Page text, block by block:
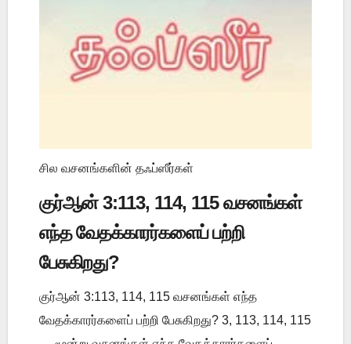
சில வசனங்களின் தஃப்ஸீர்கள்
குர்ஆன் 3:113, 114, 115 வசனங்கள்
எந்த வேதக்காரர்களைப் பற்றி
பேசுகிறது?
குர்ஆன் 3:113, 114, 115 வசனங்கள் எந்த
வேதக்காரர்களைப் பற்றி பேசுகிறது? 3, 113, 114, 115